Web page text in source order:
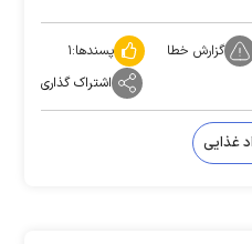
گزارش خطا پسندها:۱
اشتراک گذاری
غذایی